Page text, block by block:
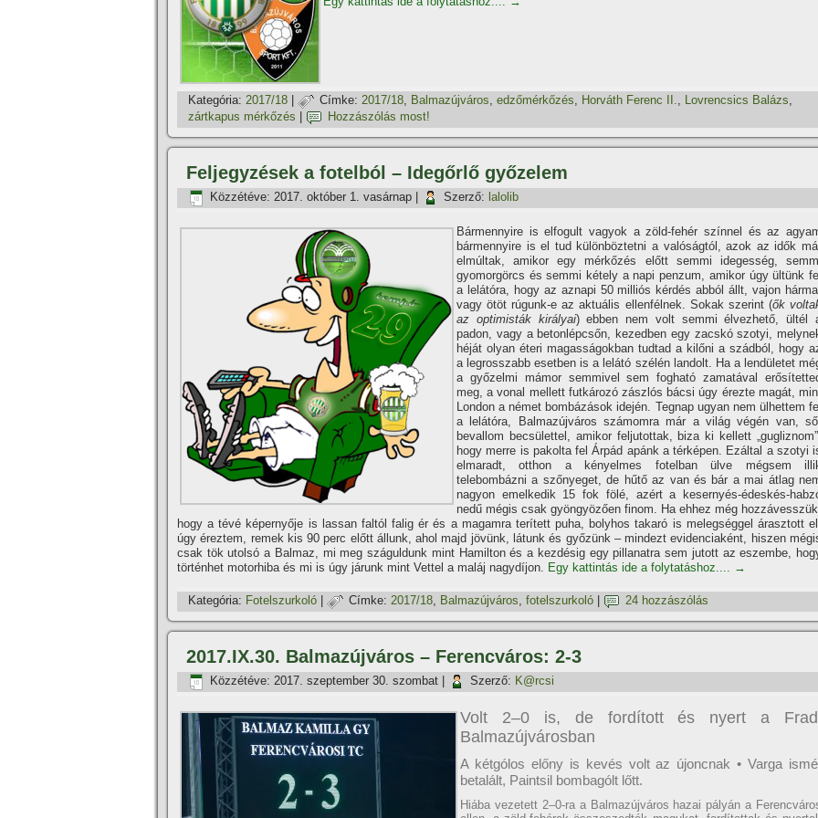
Kategória: 2017/18 Címke: 2017/18, Balmazújváros, edzőmérkőzés, Horváth Ferenc II., Lovrencsics Balázs,
zártkapus mérkőzés
Hozzászólás most!
Feljegyzések a fotelból – Idegőrlő győzelem
Közzétéve: 2017. október 1. vasárnap Szerző: lalolib
Bármennyire is elfogult vagyok a zöld-fehér szí­nnel és az
bármennyire is el tud különböztetni a valóságtól, azok az idők
elmúltak, amikor egy mérkőzés előtt semmi idegesség,
gyomorgörcs és semmi kétely a napi penzum, amikor úgy ültünk fel
a lelátóra, hogy az aznapi 50 milliós kérdés abból állt, vajon
vagy ötöt rúgunk-e az aktuális ellenfélnek. Sokak szerint (ők
az optimisták királyai) ebben nem volt semmi élvezhető, ültél
padon, vagy a betonlépcsőn, kezedben egy zacskó szotyi,
héját olyan éteri magasságokban tudtad a kilőni a szádból, hogy
a legrosszabb esetben is a lelátó szélén landolt. Ha a lendületet
a győzelmi mámor semmivel sem fogható zamatával
meg, a vonal mellett futkározó zászlós bácsi úgy érezte magát,
London a német bombázások idején. Tegnap ugyan nem ülhettem fel
a lelátóra, Balmazújváros számomra már a világ végén van,
bevallom becsülettel, amikor feljutottak, biza ki kellett
hogy merre is pakolta fel Árpád apánk a térképen. Ezáltal a szotyi
elmaradt, otthon a kényelmes fotelban ülve mégsem
telebombázni a szőnyeget, de hűtő az van és bár a mai átlag
nagyon emelkedik 15 fok fölé, azért a kesernyés-édeskés-
nedű mégis csak gyöngyözően finom. Ha ehhez még
hogy a tévé képernyője is lassan faltól falig ér és a magamra terí­tett puha, bolyhos takaró is melegséggel árasztott
úgy éreztem, remek kis 90 perc előtt állunk, ahol majd jövünk, látunk és győzünk – mindezt evidenciaként, hiszen
csak tök utolsó a Balmaz, mi meg száguldunk mint Hamilton és a kezdésig egy pillanatra sem jutott az eszembe,
történhet motorhiba és mi is úgy járunk mint Vettel a maláj nagydí­jon. Egy kattintás ide a folytatáshoz.... →
Kategória: Fotelszurkoló Címke: 2017/18, Balmazújváros, fotelszurkoló 24 hozzászólás
2017.IX.30. Balmazújváros – Ferencváros: 2-3
Közzétéve: 2017. szeptember 30. szombat Szerző: K@rcsi
Volt 2–0 is, de fordí­tott és nyert a
Balmazújvárosban
A kétgólos előny is kevés volt az újoncnak • Varga
betalált, Paintsil bombagólt lőtt.
Hiába vezetett 2–0-ra a Balmazújváros hazai pályán a